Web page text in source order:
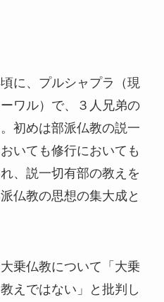
に、プルシャプラ（現
ワル）で、３人兄弟の
初めは部派仏教の説一
いても修行においても
、説一切有部の教えを
仏教の思想の集大成と
乗仏教について「大乗
えではない」と批判し